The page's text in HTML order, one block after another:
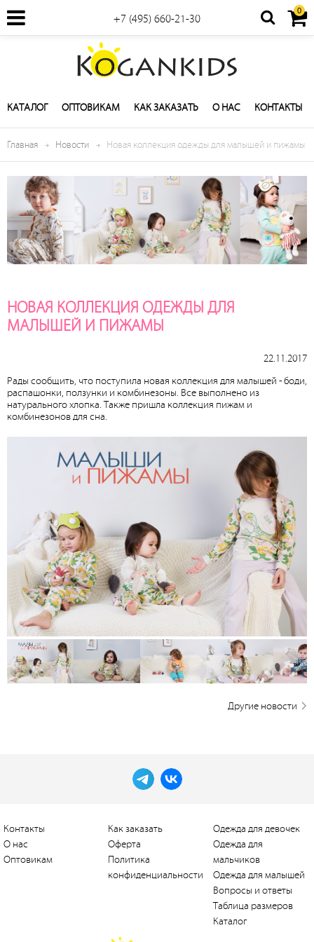
+7 (495) 660-21-30
0
КАТАЛОГ ОПТОВИКАМ КАК ЗАКАЗАТЬ О НАС КОНТАКТЫ
Главная Новости Новая коллекция одежды для малышей и пижамы
НОВАЯ КОЛЛЕКЦИЯ ОДЕЖДЫ ДЛЯ
МАЛЫШЕЙ И ПИЖАМЫ
22.11.2017
Рады сообщить, что поступила новая коллекция для малышей - боди,
распашонки, ползунки и комбинезоны. Все выполнено из
натурального хлопка. Также пришла коллекция пижам и
комбинезонов для сна.
Другие новости
Контакты
О нас
Оптовикам
Как заказать
Оферта
Политика
конфиденциальности
Одежда для девочек
Одежда для
мальчиков
Одежда для малышей
Вопросы и ответы
Таблица размеров
Каталог